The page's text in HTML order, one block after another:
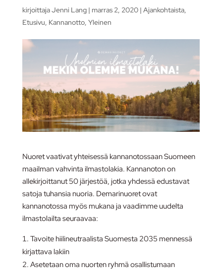
kirjoittajaJenni Lang| marras 2, 2020| Ajankohtaista,
Etusivu, Kannanotto, Yleinen
Nuoret vaativat yhteisessä kannanotossaan Suomeen
maailman vahvinta ilmastolakia. Kannanoton on
allekirjoittanut 50 järjestöä, jotka yhdessä edustavat
satoja tuhansia nuoria. Demarinuoret ovat
kannanotossa myös mukana ja vaadimme uudelta
ilmastolailta seuraavaa:
Tavoite hiilineutraalista Suomesta 2035 mennessä
kirjattava lakiin
Asetetaan oma nuorten ryhmä osallistumaan